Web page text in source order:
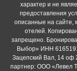
характер и не
предоставления
описанные на сайте,
отелей.
запрещено.
Выбор» ИНН
Зацепский Вал, 14 оф
партнер: ООО «Левел